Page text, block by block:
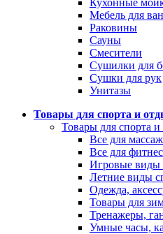
Кухонные
Мебель для
Раковины
Сауны
Смесители
Сушилки для
Сушки для рук
Унитазы
Товары для спорта и
Товары для спорта и
Все для
Все для
Игровые виды
Летние виды
Одежда,
Товары для
Тренажеры,
Умные часы,